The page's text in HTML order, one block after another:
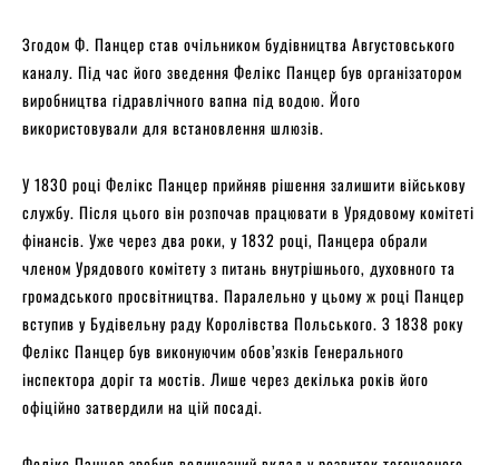
Згодом Ф. Панцер став очільником будівництва Августовського
каналу. Під час його зведення Фелікс Панцер був організатором
виробництва гідравлічного вапна під водою. Його
використовували для встановлення шлюзів.
У 1830 році Фелікс Панцер прийняв рішення залишити військову
службу. Після цього він розпочав працювати в Урядовому комітеті
фінансів. Уже через два роки, у 1832 році, Панцера обрали
членом Урядового комітету з питань внутрішнього, духовного та
громадського просвітництва. Паралельно у цьому ж році Панцер
вступив у Будівельну раду Королівства Польського. З 1838 року
Фелікс Панцер був виконуючим обов’язків Генерального
інспектора доріг та мостів. Лише через декілька років його
офіційно затвердили на цій посаді.